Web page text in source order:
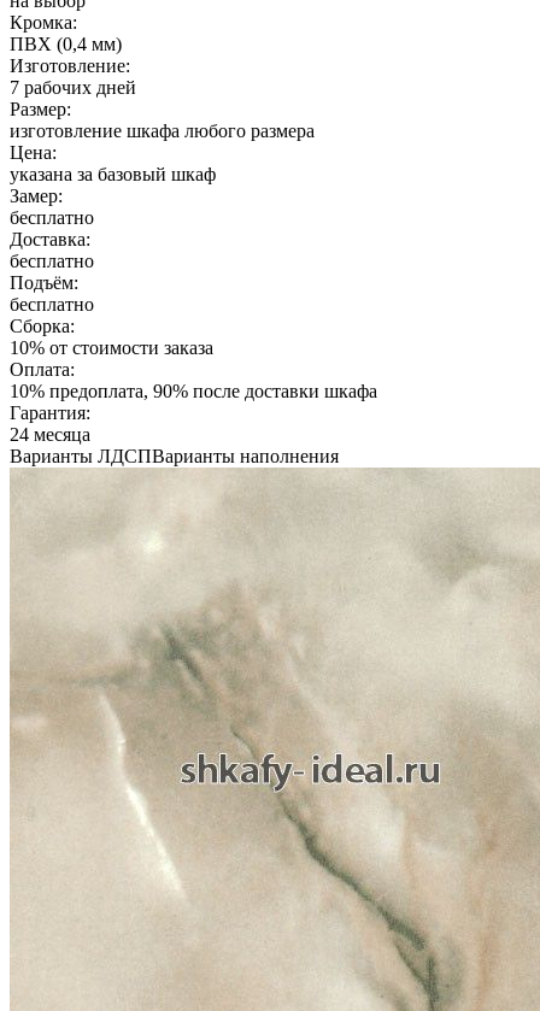
Кромка:
ПВХ (0,4 мм)
Изготовление:
7 рабочих дней
Размер:
изготовление шкафа любого размера
Цена:
указана за базовый шкаф
Замер:
бесплатно
Доставка:
бесплатно
Подъём:
бесплатно
Сборка:
10% от стоимости заказа
Оплата:
10% предоплата, 90% после доставки шкафа
Гарантия:
24 месяца
Варианты ЛДСПВарианты наполнения